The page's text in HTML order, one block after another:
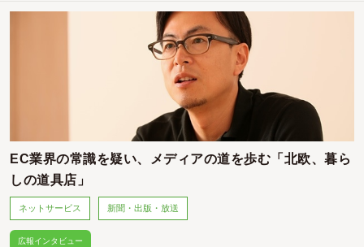
EC業界の常識を疑い、メディアの道を歩む「北欧、暮ら
しの道具店」
ネットサービス 新聞・出版・放送
広報インタビュー